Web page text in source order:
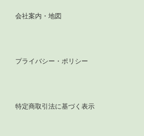
会社案内・地図
プライバシー・ポリシー
特定商取引法に基づく表示